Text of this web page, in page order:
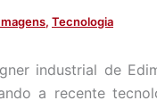
, Tecnologia
industrial de
a recente